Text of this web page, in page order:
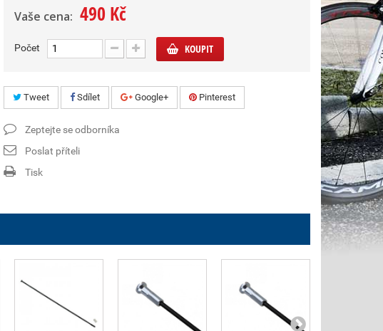
Vaše cena: 490 Kč
Počet KOUPIT
Tweet Sdílet Google+ Pinterest
Zeptejte se odborníka
Poslat příteli
Tisk